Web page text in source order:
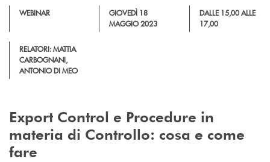
WEBINAR
GIOVEDÌ 18
MAGGIO 2023
DALLE 15,00 ALLE
17,00
RELATORI: MATTIA
CARBOGNANI,
ANTONIO DI MEO
Export Control e Procedure in
materia di Controllo: cosa e come
fare